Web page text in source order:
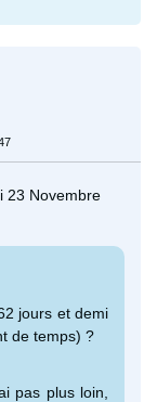
23 Novembre
jours et demi
de temps) ?
pas plus loin,